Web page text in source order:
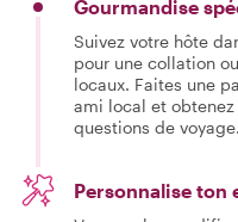
Gourmandise
Suivez votre hôte
pour une collation
locaux. Faites une
ami local et obtenez
questions de voyage.
Personnalise ton